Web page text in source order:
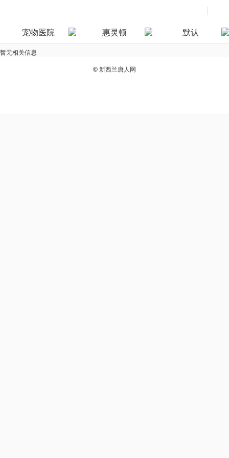
宠物医院 惠灵顿 默认
暂无相关信息
© 新西兰唐人网